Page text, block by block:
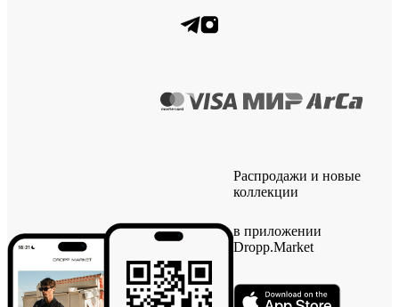
Распродажи и новые
коллекции
в приложении
Dropp.Market